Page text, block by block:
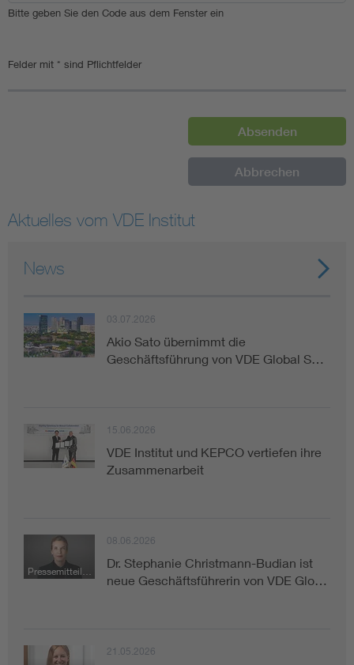
Bitte geben Sie den Code aus dem Fenster ein
Felder mit * sind Pflichtfelder
Aktuelles vom VDE Institut
News
03.07.2026
Akio Sato übernimmt die
Geschäftsführung von VDE Global S…
15.06.2026
VDE Institut und KEPCO vertiefen ihre
Zusammenarbeit
Pressemitteilung
08.06.2026
Dr. Stephanie Christmann-Budian ist
neue Geschäftsführerin von VDE Glo…
21.05.2026